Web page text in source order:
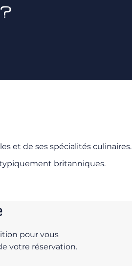
et de ses spécialités culinaires.
britanniques.
pour vous
votre réservation.